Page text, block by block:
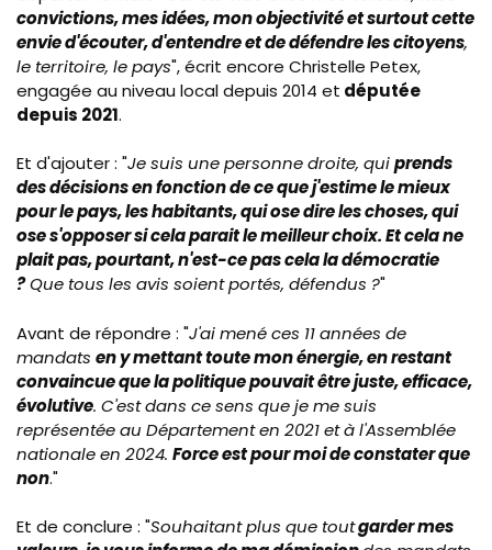
convictions, mes idées, mon objectivité et surtout cette
envie d'écouter, d'entendre et de défendre les citoyens,
le territoire, le pays", écrit encore Christelle Petex,
engagée au niveau local depuis 2014 et députée
depuis 2021.
Et d'ajouter : "Je suis une personne droite, quiprends
des décisions en fonction de ce que j'estime le mieux
pour le pays, les habitants, qui ose dire les choses, qui
ose s'opposer si cela parait le meilleur choix. Et cela ne
plait pas, pourtant, n'est-ce pas cela la démocratie
?Que tous les avis soient portés, défendus ?"
Avant de répondre : "J'ai mené ces 11 années de
mandats en y mettant toute mon énergie, en restant
convaincue que la politique pouvait être juste, efficace,
évolutive. C'est dans ce sens que je me suis
représentée au Département en 2021 et à l'Assemblée
nationale en 2024. Force est pour moi de constater que
non."
Et de conclure : "Souhaitant plus que toutgarder mes